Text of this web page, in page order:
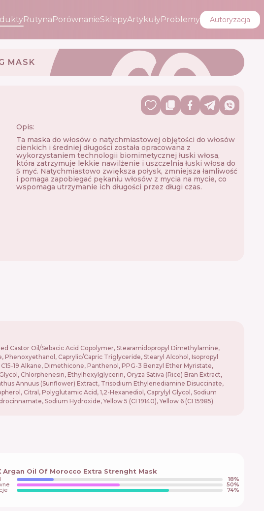
RutynaPorównanieSklepyArtykułyProblemy Autoryzacja
MASK
Opis:
Ta maska ​​do włosów o natychmiastowej objętości do włosów
cienkich i średniej długości została opracowana z
wykorzystaniem technologii biomimetycznej łuski włosa,
która zatrzymuje lekkie nawilżenie i uszczelnia łuski włosa do
5 myć. Natychmiastowo zwiększa połysk, zmniejsza łamliwość
i pomaga zapobiegać pękaniu włosów z mycia na mycie, co
wspomaga utrzymanie ich długości przez długi czas.
Castor Oil/Sebacic Acid Copolymer, Stearamidopropyl Dimethylamine,
Caprylic/Capric Triglyceride, Stearyl Alcohol, Isopropyl
19 Alkane, Dimethicone, Panthenol, PPG-3 Benzyl Ether Myristate,
Chlorphenesin, Ethylhexylglycerin, Oryza Sativa (Rice) Bran Extract,
Annuus (Sunflower) Extract, Trisodium Ethylenediamine Disuccinate,
Citral, Polyglutamic Acid, 1,2-Hexanediol, Caprylyl Glycol, Sodium
Sodium Hydroxide, Yellow 5 (CI 19140), Yellow 6 (CI 15985)
Argan Oil Of Morocco Extra Strenght Mask
18%
50%
74%